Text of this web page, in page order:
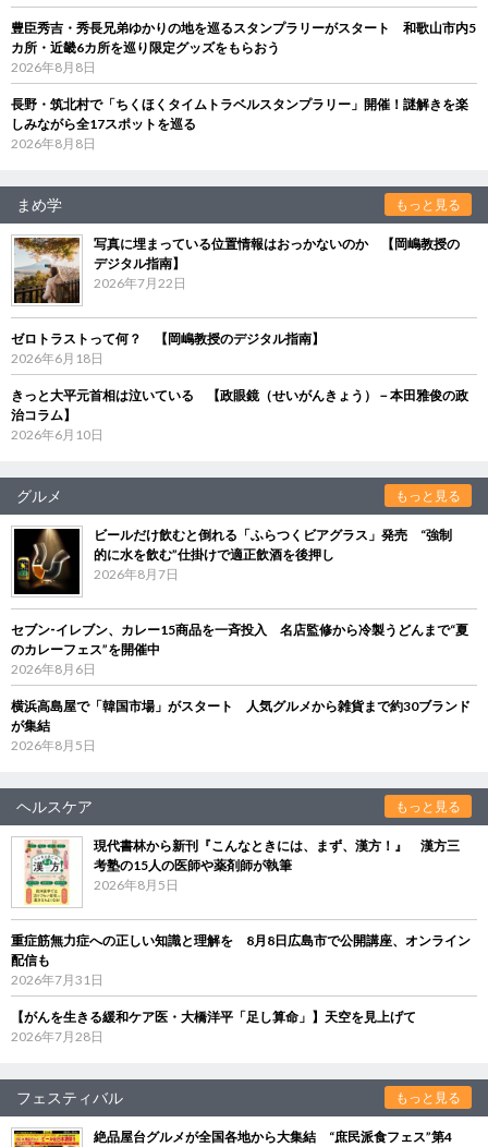
豊臣秀吉・秀長兄弟ゆかりの地を巡るスタンプラリーがスタート 和歌山市内5
カ所・近畿6カ所を巡り限定グッズをもらおう
2026年8月8日
長野・筑北村で「ちくほくタイムトラベルスタンプラリー」開催！謎解きを楽
しみながら全17スポットを巡る
2026年8月8日
まめ学 もっと見る
写真に埋まっている位置情報はおっかないのか 【岡嶋教授の
デジタル指南】
2026年7月22日
ゼロトラストって何？ 【岡嶋教授のデジタル指南】
2026年6月18日
きっと大平元首相は泣いている 【政眼鏡（せいがんきょう）－本田雅俊の政
治コラム】
2026年6月10日
グルメ もっと見る
ビールだけ飲むと倒れる「ふらつくビアグラス」発売 “強制
的に水を飲む”仕掛けで適正飲酒を後押し
2026年8月7日
セブン‐イレブン、カレー15商品を一斉投入 名店監修から冷製うどんまで“夏
のカレーフェス”を開催中
2026年8月6日
横浜高島屋で「韓国市場」がスタート 人気グルメから雑貨まで約30ブランド
が集結
2026年8月5日
ヘルスケア もっと見る
現代書林から新刊『こんなときには、まず、漢方！』 漢方三
考塾の15人の医師や薬剤師が執筆
2026年8月5日
重症筋無力症への正しい知識と理解を 8月8日広島市で公開講座、オンライン
配信も
2026年7月31日
【がんを生きる緩和ケア医・大橋洋平「足し算命」】天空を見上げて
2026年7月28日
フェスティバル もっと見る
絶品屋台グルメが全国各地から大集結 “庶民派食フェス”第4